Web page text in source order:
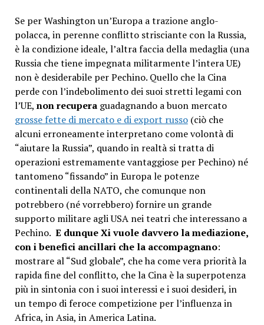
Se per Washington un’Europa a trazione anglo-
polacca, in perenne conflitto strisciante con la Russia,
è la condizione ideale, l’altra faccia della medaglia (una
Russia che tiene impegnata militarmente l’intera UE)
non è desiderabile per Pechino. Quello che la Cina
perde con l’indebolimento dei suoi stretti legami con
l’UE, non recuperaguadagnando a buon mercato
grosse fette di mercato e di export russo(ciò che
alcuni erroneamente interpretano come volontà di
“aiutare la Russia”, quando in realtà si tratta di
operazioni estremamente vantaggiose per Pechino) né
tantomeno “fissando” in Europa le potenze
continentali della NATO, che comunque non
potrebbero (né vorrebbero) fornire un grande
supporto militare agli USA nei teatri che interessano a
Pechino. E dunque Xi vuole davvero la mediazione,
con i benefici ancillari che la accompagnano:
mostrare al “Sud globale”, che ha come vera priorità la
rapida fine del conflitto, che la Cina è la superpotenza
più in sintonia con i suoi interessi e i suoi desideri, in
un tempo di feroce competizione per l’influenza in
Africa, in Asia, in America Latina.